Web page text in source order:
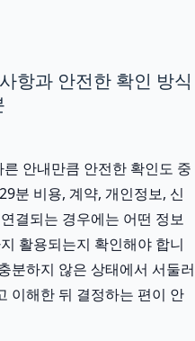
항과 안전한 확인 방식
안내만큼 안전한 확인도 중
분 비용, 계약, 개인정보, 신
결되는 경우에는 어떤 정보
활용되는지 확인해야 합니
분하지 않은 상태에서 서둘러
이해한 뒤 결정하는 편이 안